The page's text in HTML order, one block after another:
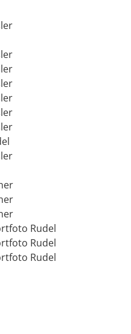
Rudel
Rudel
Rudel